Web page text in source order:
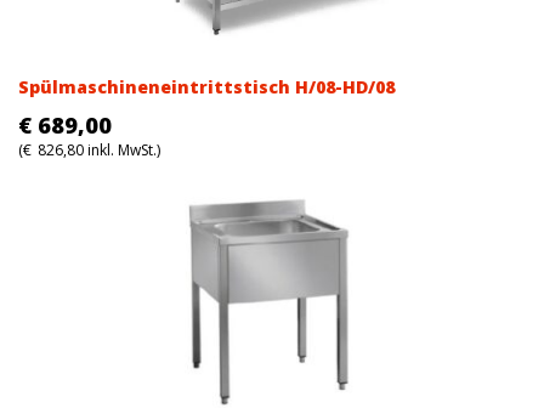
Spülmaschineneintrittstisch H/08-HD/08
€ 689,00
(€ 826,80inkl. MwSt.)